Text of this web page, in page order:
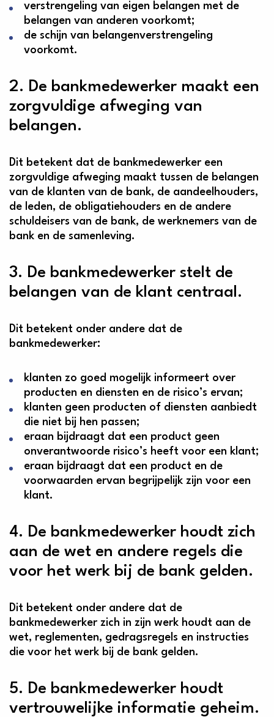
verstrengeling van eigen belangen met de
belangen van anderen voorkomt;
de schijn van belangenverstrengeling
voorkomt.
2. De bankmedewerker maakt een
zorgvuldige afweging van
belangen.
Dit betekent dat de bankmedewerker een
zorgvuldige afweging maakt tussen de belangen
van de klanten van de bank, de aandeelhouders,
de leden, de obligatiehouders en de andere
schuldeisers van de bank, de werknemers van de
bank en de samenleving.
3. De bankmedewerker stelt de
belangen van de klant centraal.
Dit betekent onder andere dat de
bankmedewerker:
klanten zo goed mogelijk informeert over
producten en diensten en de risico’s ervan;
klanten geen producten of diensten aanbiedt
die niet bij hen passen;
eraan bijdraagt dat een product geen
onverantwoorde risico’s heeft voor een klant;
eraan bijdraagt dat een product en de
voorwaarden ervan begrijpelijk zijn voor een
klant.
4. De bankmedewerker houdt zich
aan de wet en andere regels die
voor het werk bij de bank gelden.
Dit betekent onder andere dat de
bankmedewerker zich in zijn werk houdt aan de
wet, reglementen, gedragsregels en instructies
die voor het werk bij de bank gelden.
5. De bankmedewerker houdt
vertrouwelijke informatie geheim.